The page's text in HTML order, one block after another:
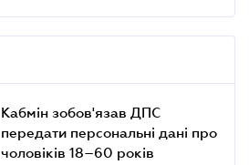
Кабмін зобов'язав ДПС
передати персональні дані про
чоловіків 18–60 років